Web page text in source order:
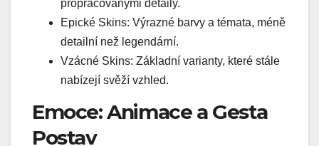
propracovanými detaily.
Epické Skins: Výrazné barvy a témata, méně
detailní než legendární.
Vzácné Skins: Základní varianty, které stále
nabízejí svěží vzhled.
Emoce: Animace a Gesta
Postav